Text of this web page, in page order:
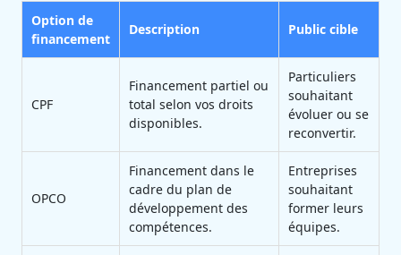
Option de
financement
Description Public cible
CPF
Financement partiel ou
total selon vos droits
disponibles.
Particuliers
souhaitant
évoluer ou se
reconvertir.
OPCO
Financement dans le
cadre du plan de
développement des
compétences.
Entreprises
souhaitant
former leurs
équipes.